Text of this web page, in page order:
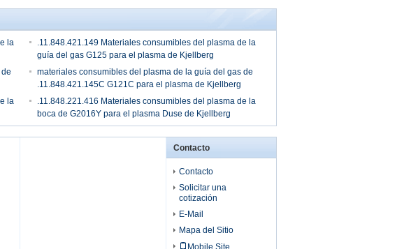
la
.11.848.421.149 Materiales consumibles del plasma de la
guía del gas G125 para el plasma de Kjellberg
materiales consumibles del plasma de la guía del gas de
.11.848.421.145C G121C para el plasma de Kjellberg
la
.11.848.221.416 Materiales consumibles del plasma de la
boca de G2016Y para el plasma Duse de Kjellberg
Contacto
Contacto
Solicitar una
cotización
E-Mail
Mapa del Sitio
Mobile Site